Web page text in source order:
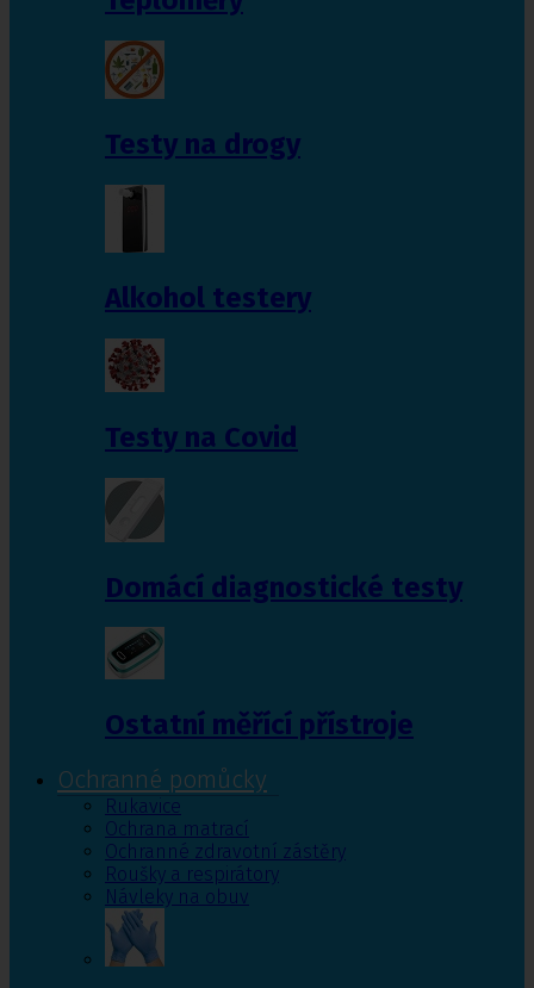
Testy na drogy
Alkohol testery
Testy na Covid
Domácí diagnostické testy
Ostatní měřící přístroje
Ochranné pomůcky
Rukavice
Ochrana matrací
Ochranné zdravotní zástěry
Roušky a respirátory
Návleky na obuv